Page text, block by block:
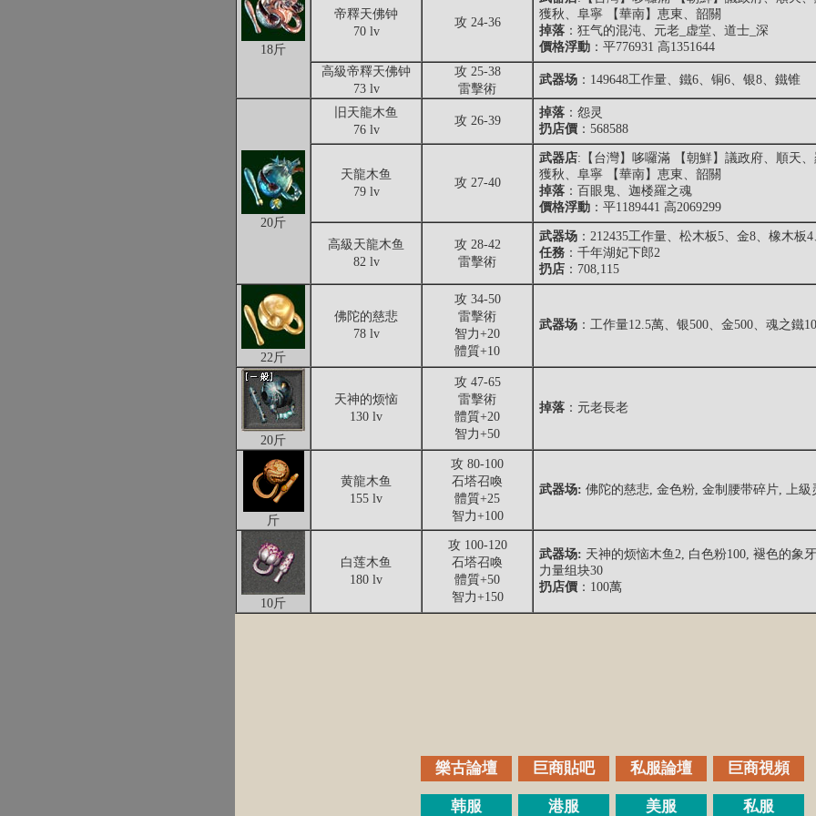
18斤
帝釋天佛钟
70 lv
攻 24-36
獲秋、阜寧 【華南】恵東、韶關
掉落 ：狂气的混沌、元老_虚堂、道士_深
價格浮動 ：平776931 高1351644
高級帝釋天佛钟
73 lv
攻 25-38
雷擊術
武器场 ：149648工作量、鐵6、铜6、银8、鐵锥
20斤
旧天龍木鱼
76 lv
攻 26-39
掉落 ： 怨灵
扔店價 ：568588
天龍木鱼
79 lv
攻 27-40
武器店:【台灣】哆囉滿 【朝鮮】議政府、順天
獲秋、阜寧 【華南】恵東、韶關
掉落 ：百眼鬼、迦楼羅之魂
價格浮動 ：平1189441 高2069299
高級天龍木鱼
82 lv
攻 28-42
雷擊術
武器场 ：212435工作量、松木板5、金8、橡木板
任務 ：千年湖妃下郎2
扔店 ：708,115
22斤
佛陀的慈悲
78 lv
攻 34-50
雷擊術
智力+20
體質+10
武器场 ：工作量12.5萬、银500、金500、魂之鐵
20斤
天神的烦恼
130 lv
攻 47-65
雷擊術
體質+20
智力+50
掉落 ： 元老長老
斤
黄龍木鱼
155 lv
攻 80-100
石塔召喚
體質+25
智力+100
武器场: 佛陀的慈悲, 金色粉, 金制腰带碎片, 上
10斤
白莲木鱼
180 lv
攻 100-120
石塔召喚
體質+50
智力+150
武器场: 天神的烦恼木鱼2, 白色粉100, 褪色的象
力量组块30
扔店價 ：100萬
樂古論壇 巨商貼吧 私服論壇 巨商視頻
韩服 港服 美服 私服